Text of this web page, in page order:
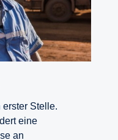
Stelle.
eine
an